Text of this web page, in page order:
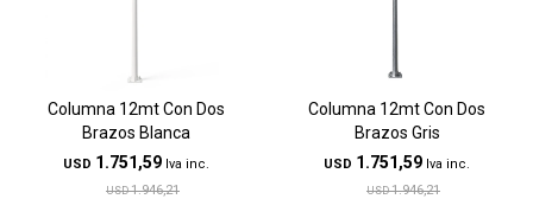
Columna 12mt Con Dos
Brazos Blanca
USD 1.751,59
USD 1.946,21
Columna 12mt Con Dos
Brazos Gris
USD 1.751,59
USD 1.946,21